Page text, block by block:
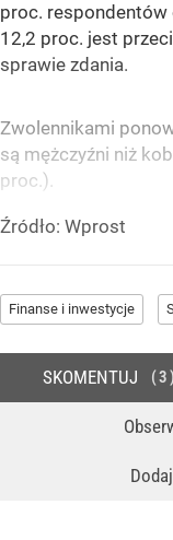
proc. respondentów
12,2 proc. jest
sprawie zdania.
Zwolennikami
są mężczyźni niż
proc.).
Źródło: Wprost
Finanse i inwestycje
SKOMENTUJ 3